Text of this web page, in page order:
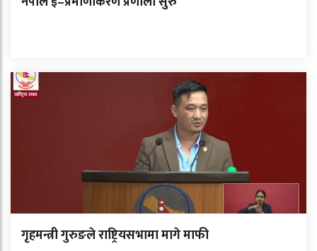
गृहमन्त्री गुरुङले राष्ट्रियसभामा मागे माफी